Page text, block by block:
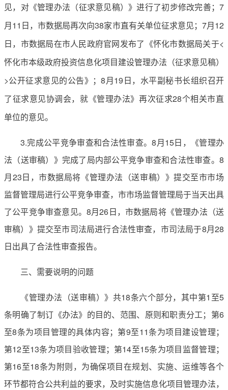
见，对《管理办法（征求意见稿）》进行了初步修改完善；7
月11日，市数据局再次向38家市直有关单位征求意见；7月12
日，市数据局在市人民政府官网发布了《怀化市数据局关于<
怀化市本级政府投资信息化项目建设管理办法（征求意见稿）
>公开征求意见的公告》；8月19日，水平副秘书长组织召开
了征求意见协调会，就《管理办法》再次征求28个相关市直
单位的意见。
3.完成公平竞争审查和合法性审查。8月15日，《管理办
法（送审稿）》完成了局内部公平竞争审查和合法性审查。8
月23日，市数据局将《管理办法（送审稿）》提交至市市场
监督管理局进行公平竞争审查，市市场监督管理局于当天出具
了公平竞争审查意见。8月26日，市数据局将《管理办法（送
审稿）》提交至市司法局进行合法性审查，市司法局于8月28
日出具了合法性审查报告。
三、需要说明的问题
《管理办法（送审稿）》共18条六个部分，其中第1至5
条明确了制订《办法》的目的、范围、原则和职责分工；第6
至8条为项目管理的具体内容；第9至11条为项目建设管理；
第12至13条为项目验收管理；第14至15条为项目监督管理；
第16至18条为附则，为确保项目在规划、实施、运维等各个
环节都符合公共利益的要求，及时实施信息化项目管理办法，